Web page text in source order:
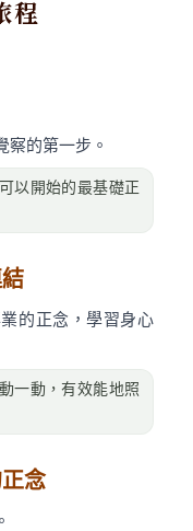
程
察的第一步。
以開始的最基礎正
的正念，學習身心
一動，有效能地照
念